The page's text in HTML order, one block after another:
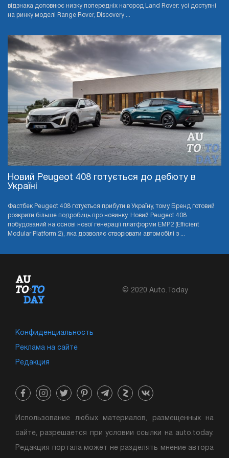
відзнака доповнює низку попередніх нагород Land Rover: усі доступні
на ринку моделі Range Rover, Discovery ...
Новий Peugeot 408 готується до дебюту в
Україні
Фастбек Peugeot 408 готується прибути в Україну, тому Бренд готовий
розкрити більше подробиць про новинку. Новий Peugeot 408
побудований на основі нової генерації платформи EMP2 (Efficient
Modular Platform 2), яка дозволяє створювати автомобілі з ...
© 2020 Auto.Today
Конфиденциальность
Реклама на сайте
Редакция
Использование любых материалов, размещенных на
сайте, разрешается при условии ссылки на auto.today.
Редакция портала может не разделять мнение автора